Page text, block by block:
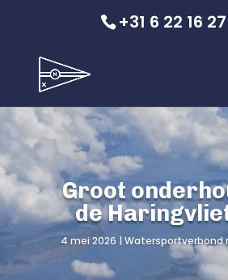
+31 6 22 16
Groot
de
4 mei 2026 Watersportverbond